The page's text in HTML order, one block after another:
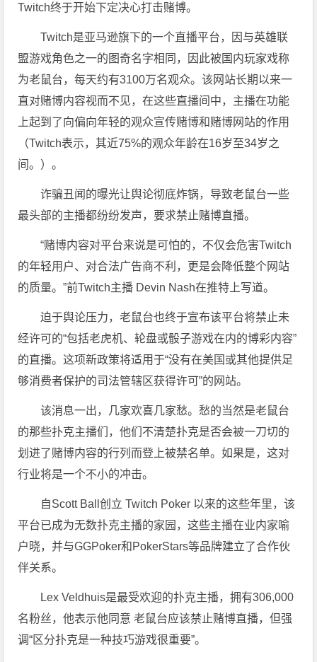
Twitch终于开始下定决心打击赌博。
Twitch是亚马逊旗下的一个直播平台，因与英雄联
盟游戏角色之一的图奇名字相同，因此被国内玩家戏称
为老鼠台，每天约有3100万名观众。该网站长期以来一
直对赌博内容视而不见，在这些直播间中，主播在功能
上起到了向偏向年轻的观众宣传赌博和赌博网站的作用
（Twitch表示，其近75%的观众年龄在16岁至34岁之
间。）。
诈骗丑闻的曝光让舆论彻底炸锅，导致老鼠台一些
最头部的主播都纷纷发声，要求禁止赌博直播。
“赌博内容对平台来说是可怕的，不仅会危害Twitch
的年轻用户、对合法广告商不利，更是会降低整个网站
的质量。”前Twitch主播 Devin Nash在推特上写道。
迫于舆论压力，老鼠台也终于宣布该平台将禁止未
经许可的“包括老虎机、轮盘或骰子游戏在内的博彩内容”
的直播。这项新政策将适用于“没有在美国或其他提供足
够消费者保护的司法管辖区获得许可”的网站。
该消息一出，几家欢喜几家愁。愁的当然是老鼠台
的那些扑克主播们，他们不清楚扑克是否会被一刀切的
划进了赌博内容的行列而登上被禁名单。如果是，这对
行业将是一个不小的冲击。
自Scott Ball创立 Twitch Poker 以来的这些年里，该
平台已成为无数扑克主播的家园，这些主播在业内家喻
户晓，并与GGPoker和PokerStars等品牌建立了合作伙
伴关系。
Lex Veldhuis是最受欢迎的扑克主播，拥有306,000
名粉丝，他表示他同意 老鼠台应该禁止赌博直播，但强
调“区分扑克是一种技巧游戏很重要”。